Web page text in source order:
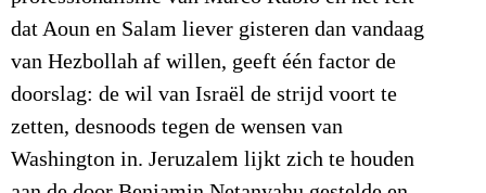
dat Aoun en Salam liever gisteren dan vandaag
van Hezbollah af willen, geeft één factor de
doorslag: de wil van Israël de strijd voort te
zetten, desnoods tegen de wensen van
Washington in. Jeruzalem lijkt zich te houden